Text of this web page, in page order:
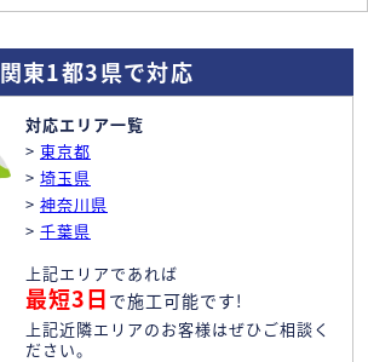
関東1都3県で対応
対応エリア一覧
> 東京都
> 埼玉県
> 神奈川県
> 千葉県
上記エリアであれば
最短3日 で施工可能です!
上記近隣エリアのお客様はぜひご相談く
ださい。